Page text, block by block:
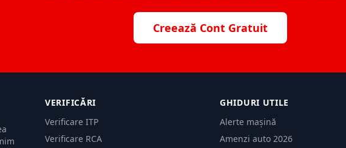
Creează Cont Gratuit
VERIFICĂRI
Verificare ITP
Verificare RCA
GHIDURI UTILE
Alerte mașină
Amenzi auto 2026